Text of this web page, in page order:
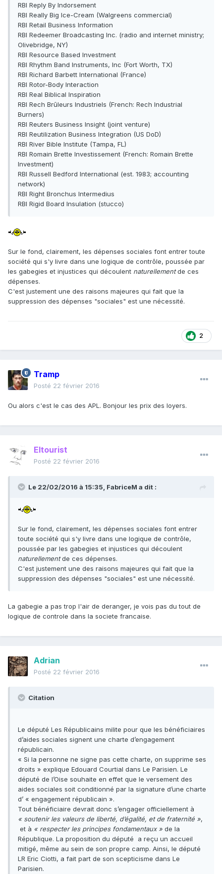
RBI Reply By Indorsement
RBI Really Big Ice-Cream (Walgreens commercial)
RBI Retail Business Information
RBI Redeemer Broadcasting Inc. (radio and internet ministry;
Olivebridge, NY)
RBI Resource Based Investment
RBI Rhythm Band Instruments, Inc (Fort Worth, TX)
RBI Richard Barbett International (France)
RBI Rotor-Body Interaction
RBI Real Biblical Inspiration
RBI Rech Brûleurs Industriels (French: Rech Industrial
Burners)
RBI Reuters Business Insight (joint venture)
RBI Reutilization Business Integration (US DoD)
RBI River Bible Institute (Tampa, FL)
RBI Romain Brette Investissement (French: Romain Brette
Investment)
RBI Russell Bedford International (est. 1983; accounting
network)
RBI Right Bronchus Intermedius
RBI Rigid Board Insulation (stucco)
Sur le fond, clairement, les dépenses sociales font entrer toute
société qui s'y livre dans une logique de contrôle, poussée par
les gabegies et injustices qui découlent naturellementde ces
dépenses.
C'est justement une des raisons majeures qui fait que la
suppression des dépenses "sociales" est une nécessité.
2
Tramp
Posté 22 février 2016
Ou alors c'est le cas des APL. Bonjour les prix des loyers.
Eltourist
Posté 22 février 2016
Le 22/02/2016 à 15:35, FabriceM a dit :
Sur le fond, clairement, les dépenses sociales font entrer
toute société qui s'y livre dans une logique de contrôle,
poussée par les gabegies et injustices qui découlent
naturellementde ces dépenses.
C'est justement une des raisons majeures qui fait que la
suppression des dépenses "sociales" est une nécessité.
La gabegie a pas trop l'air de deranger, je vois pas du tout de
logique de controle dans la societe francaise.
Adrian
Posté 22 février 2016
Citation
Le député Les Républicains milite pour que les bénéficiaires
d’aides sociales signent une charte d’engagement
républicain.
« Si la personne ne signe pas cette charte, on supprime ses
droits » explique Edouard Courtial dans Le Parisien. Le
député de l’Oise souhaite en effet que le versement des
aides sociales soit conditionné par la signature d’une charte
d’ « engagement républicain ».
Tout bénéficiaire devrait donc s’engager officiellement à
« soutenir les valeurs de liberté, d’égalité, et de fraternité »,
et à « respecter les principes fondamentaux » de la
République. La proposition du député a reçu un accueil
mitigé, même au sein de son propre camp. Ainsi, le député
LR Eric Ciotti, a fait part de son scepticisme dans Le
Parisien.